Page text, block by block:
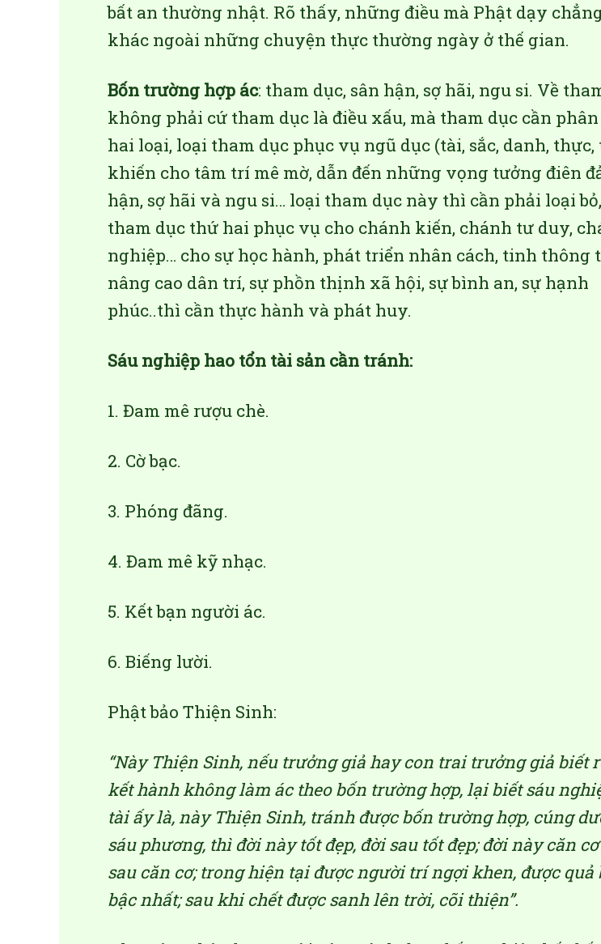
bất an thường nhật. Rõ thấy, những điều mà Phật dạy
khác ngoài những chuyện thực thường ngày ở thế gian.
Bốn trường hợp ác: tham dục, sân hận, sợ hãi, ngu si. Về
không phải cứ tham dục là điều xấu, mà tham dục cần phân
hai loại, loại tham dục phục vụ ngũ dục (tài, sắc, danh,
khiến cho tâm trí mê mờ, dẫn đến những vọng tưởng điên
hận, sợ hãi và ngu si… loại tham dục này thì cần phải loại
tham dục thứ hai phục vụ cho chánh kiến, chánh tư duy,
nghiệp… cho sự học hành, phát triển nhân cách, tinh thông
nâng cao dân trí, sự phồn thịnh xã hội, sự bình an, sự hạnh
phúc..thì cần thực hành và phát huy.
Sáu nghiệp hao tổn tài sản cần tránh:
1. Đam mê rượu chè.
2. Cờ bạc.
3. Phóng đãng.
4. Đam mê kỹ nhạc.
5. Kết bạn người ác.
6. Biếng lười.
Phật bảo Thiện Sinh:
“Này Thiện Sinh, nếu trưởng giả hay con trai trưởng giả biết
kết hành không làm ác theo bốn trường hợp, lại biết sáu
tài ấy là, này Thiện Sinh, tránh được bốn trường hợp, cúng
sáu phương, thì đời này tốt đẹp, đời sau tốt đẹp; đời này căn
sau căn cơ; trong hiện tại được người trí ngợi khen, được quả
bậc nhất; sau khi chết được sanh lên trời, cõi thiện”.